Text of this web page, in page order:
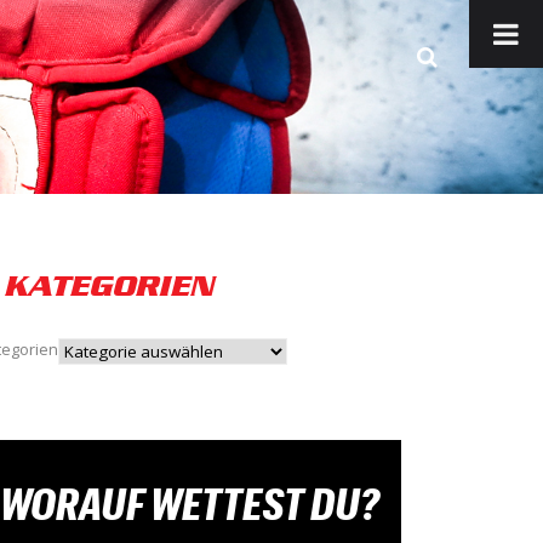
KATEGORIEN